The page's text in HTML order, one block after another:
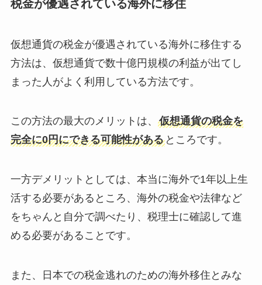
税金が優遇されている海外に移住
仮想通貨の税金が優遇されている海外に移住する
方法は、仮想通貨で数十億円規模の利益が出てし
まった人がよく利用している方法です。
この方法の最大のメリットは、 仮想通貨の税金を
完全に0円にできる可能性があるところです。
一方デメリットとしては、本当に海外で1年以上生
活する必要があるところ、海外の税金や法律など
をちゃんと自分で調べたり、税理士に確認して進
める必要があることです。
また、日本での税金逃れのための海外移住とみな